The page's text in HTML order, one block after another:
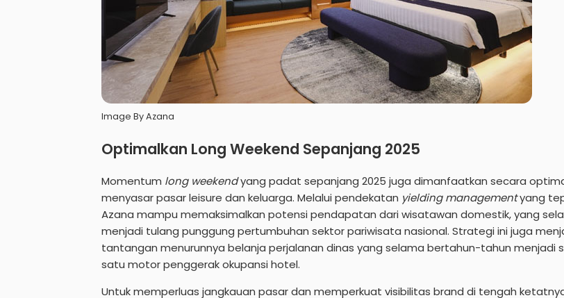
Image By Azana
Optimalkan Long Weekend Sepanjang 2025
Momentum long weekendyang padat sepanjang 2025 juga dimanfaatkan secara
menyasar pasar leisure dan keluarga. Melalui pendekatan yielding managementyang
Azana mampu memaksimalkan potensi pendapatan dari wisatawan domestik, yang
menjadi tulang punggung pertumbuhan sektor pariwisata nasional. Strategi ini juga
tantangan menurunnya belanja perjalanan dinas yang selama bertahun-tahun menjadi
satu motor penggerak okupansi hotel.
Untuk memperluas jangkauan pasar dan memperkuat visibilitas brand di tengah